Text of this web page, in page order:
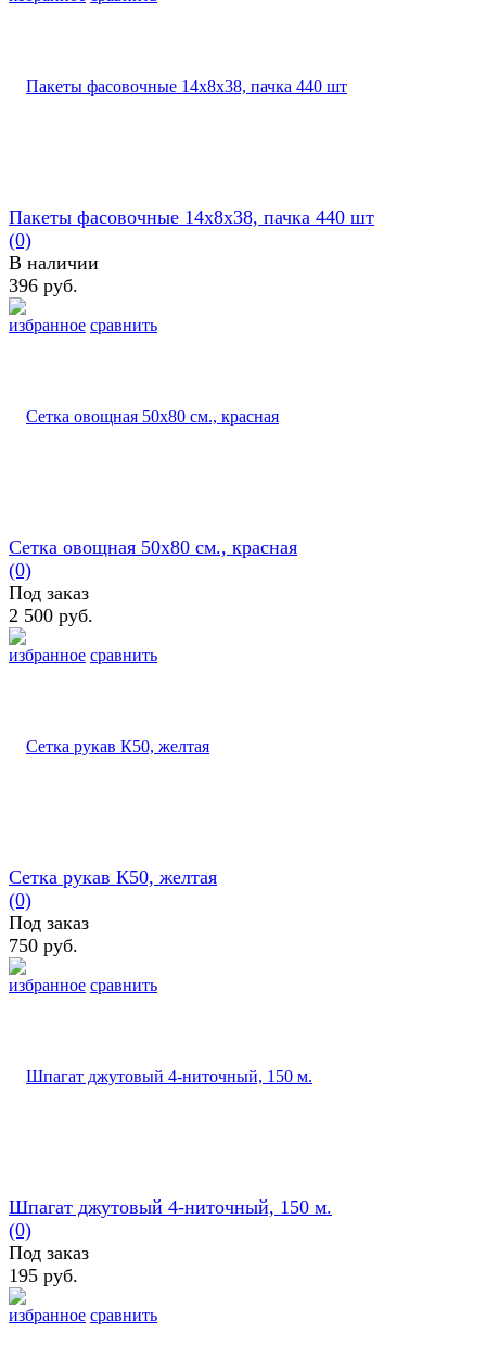
избранное сравнить
Пакеты фасовочные 14х8х38, пачка 440 шт
(0)
В наличии
396 руб.
избранное сравнить
Сетка овощная 50х80 см., красная
(0)
Под заказ
2 500 руб.
избранное сравнить
Сетка рукав К50, желтая
(0)
Под заказ
750 руб.
избранное сравнить
Шпагат джутовый 4-ниточный, 150 м.
(0)
Под заказ
195 руб.